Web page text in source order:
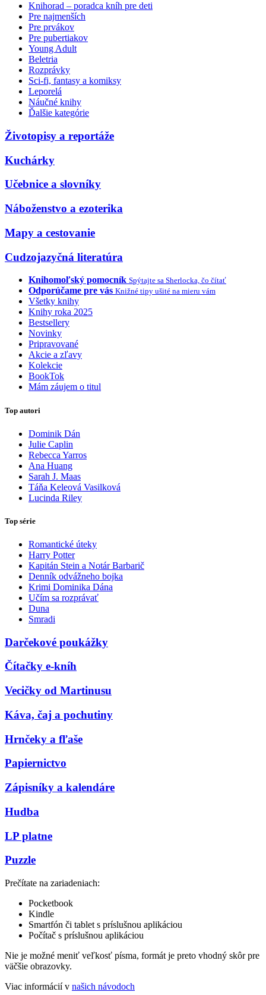
Knihorad – poradca kníh pre deti
Pre najmenších
Pre prvákov
Pre pubertiakov
Young Adult
Beletria
Rozprávky
Sci-fi, fantasy a komiksy
Leporelá
Náučné knihy
Ďalšie kategórie
Životopisy a reportáže
Kuchárky
Učebnice a slovníky
Náboženstvo a ezoterika
Mapy a cestovanie
Cudzojazyčná literatúra
Knihomoľský pomocník Spýtajte sa Sherlocka, čo čítať
Odporúčame pre vás Knižné tipy ušité na mieru vám
Všetky knihy
Knihy roka 2025
Bestsellery
Novinky
Pripravované
Akcie a zľavy
Kolekcie
BookTok
Mám záujem o titul
Top autori
Dominik Dán
Julie Caplin
Rebecca Yarros
Ana Huang
Sarah J. Maas
Táňa Keleová Vasilková
Lucinda Riley
Top série
Romantické úteky
Harry Potter
Kapitán Stein a Notár Barbarič
Denník odvážneho bojka
Krimi Dominika Dána
Učím sa rozprávať
Duna
Smradi
Darčekové poukážky
Čítačky e-kníh
Vecičky od Martinusu
Káva, čaj a pochutiny
Hrnčeky a fľaše
Papiernictvo
Zápisníky a kalendáre
Hudba
LP platne
Puzzle
Prečítate na zariadeniach:
Pocketbook
Kindle
Smartfón či tablet s príslušnou aplikáciou
Počítač s príslušnou aplikáciou
Nie je možné meniť veľkosť písma, formát je preto vhodný skôr pre
väčšie obrazovky.
Viac informácií v našich návodoch